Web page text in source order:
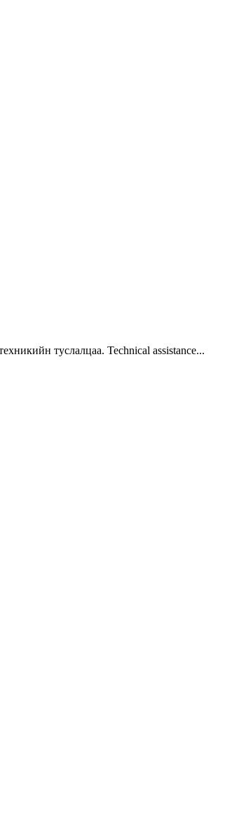
туслалцаа. Technical assistance...